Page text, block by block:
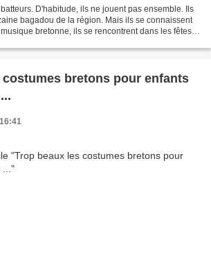
D'habitude, ils ne jouent pas ensemble. Ils
bagadou de la région. Mais ils se connaissent
bretonne, ils se rencontrent dans les fêtes,
costumes bretons pour enfants